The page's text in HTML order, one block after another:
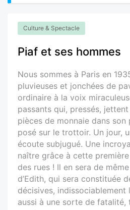
Culture & Spectacle
Piaf et ses hommes
Nous sommes à Paris en
pluvieuses et jonchées de
ordinaire à la voix
passants qui, pressés,
pièces de monnaie dans
posé sur le trottoir. Un jour,
écoute subjugué. Une
naître grâce à cette
des rues ! Il en sera de
d’Edith, qui sera constituée
décisives, indissociablement
aussi à une sorte de fatalité,